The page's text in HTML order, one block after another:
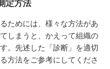
定方法
ためには、様々な方法があ
しまうと、かえって組織の
。先述した「診断」を適切
方法をご参考にしてくださ